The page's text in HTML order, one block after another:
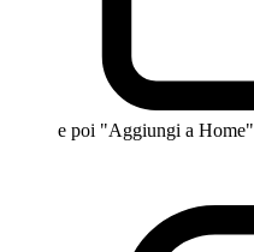
e poi "Aggiungi a Home"